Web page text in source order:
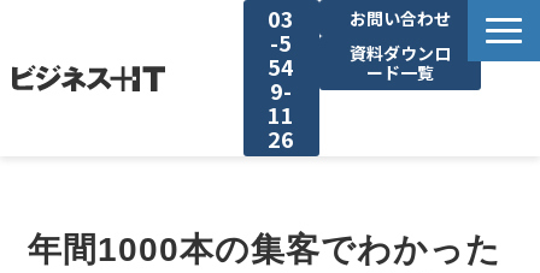
03
-5
54
9-
11
26
お問い合わせ
資料ダウンロ
ード一覧
セミナー集客がしたい
年間1000本の集客でわかった